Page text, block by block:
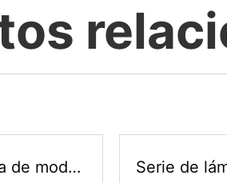
de model
Serie de